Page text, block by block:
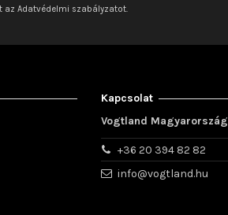
az Adatvédelmi szabályzatot.
Kapcsolat
Vogtland Magyarország
+36 20 394 82 82
info@vogtland.hu